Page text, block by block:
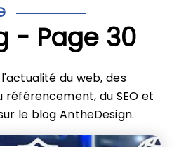
- Page 30
du web, des
référencement, du SEO et
le blog AntheDesign.